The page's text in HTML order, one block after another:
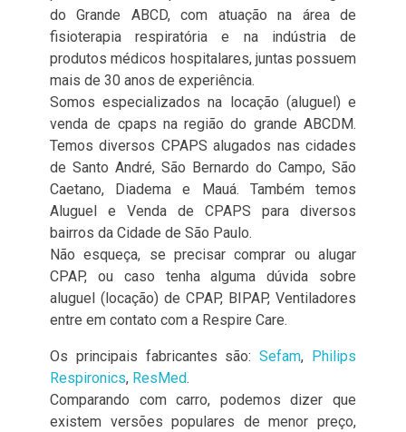
do Grande ABCD, com atuação na área de
fisioterapia respiratória e na indústria de
produtos médicos hospitalares, juntas possuem
mais de 30 anos de experiência.
Somos especializados na locação (aluguel) e
venda de cpaps na região do grande ABCDM.
Temos diversos CPAPS alugados nas cidades
de Santo André, São Bernardo do Campo, São
Caetano, Diadema e Mauá. Também temos
Aluguel e Venda de CPAPS para diversos
bairros da Cidade de São Paulo.
Não esqueça, se precisar comprar ou alugar
CPAP, ou caso tenha alguma dúvida sobre
aluguel (locação) de CPAP, BIPAP, Ventiladores
entre em contato com a Respire Care.
Os principais fabricantes são:Sefam, Philips
Respironics, ResMed.
Comparando com carro, podemos dizer que
existem versões populares de menor preço,